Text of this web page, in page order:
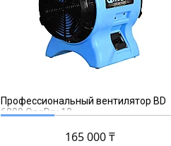
Профессиональный вентилятор BD
6800 OneDry 12
165 000 ₸
DFX 20